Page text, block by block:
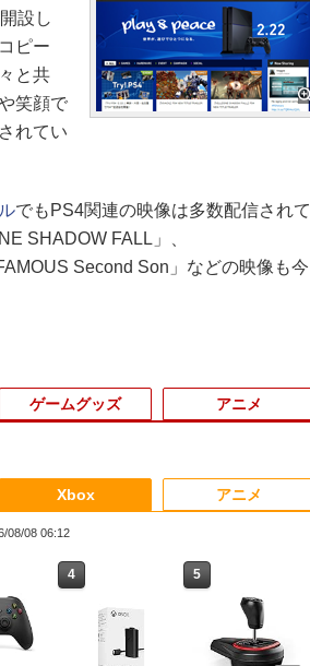
設し
ピー
と共
笑顔で
れてい
でもPS4関連の映像は多数配信されて
SHADOW FALL」、
Second Son」などの映像も今
】ゼ
レス オブ
【特典】ほの暮しの
庭 switch2版(【初回
5
SanDisk サンディスク
microSD Express
フト・オートVI
、配送日：2026
PlayStation5 Pro
￥137,979
ゲームグッズ
中古】アイドルマスター
ニメ&G4U!パック VOL.5 -
4
【中古】ブルーブレイカーバ
ースト微笑を貴方と
アニメ
送パック】【楽
+楽天ブックス限
ラブライブ！スーパースター!! Liella!
First Generation LoveLive!＆Special
4 5
4 5
Xbox
08/08 06:12
4 5
アニメ